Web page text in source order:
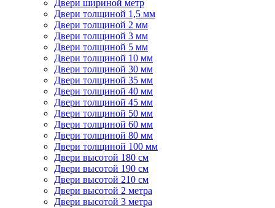
Двери шириной метр
Двери толщиной 1,5 мм
Двери толщиной 2 мм
Двери толщиной 3 мм
Двери толщиной 5 мм
Двери толщиной 10 мм
Двери толщиной 30 мм
Двери толщиной 35 мм
Двери толщиной 40 мм
Двери толщиной 45 мм
Двери толщиной 50 мм
Двери толщиной 60 мм
Двери толщиной 80 мм
Двери толщиной 100 мм
Двери высотой 180 см
Двери высотой 190 см
Двери высотой 210 см
Двери высотой 2 метра
Двери высотой 3 метра